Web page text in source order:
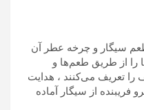
سیگار و چرخه عطر آن
را از طریق طعم‌ها و
تعریف می‌کنند ، هدایت
فریبنده از سیگار آماده